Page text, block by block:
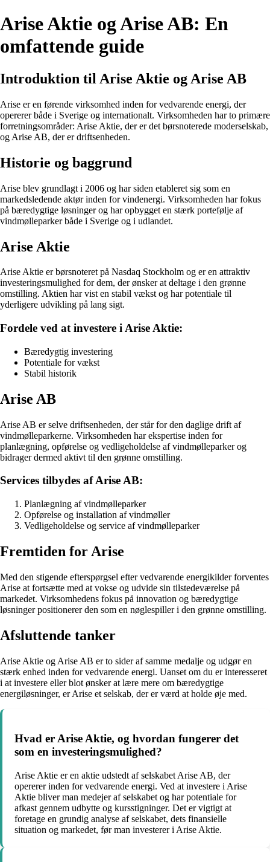
Arise Aktie og Arise AB: En
omfattende guide
Introduktion til Arise Aktie og Arise AB
Arise er en førende virksomhed inden for vedvarende energi, der
opererer både i Sverige og internationalt. Virksomheden har to primære
forretningsområder: Arise Aktie, der er det børsnoterede moderselskab,
og Arise AB, der er driftsenheden.
Historie og baggrund
Arise blev grundlagt i 2006 og har siden etableret sig som en
markedsledende aktør inden for vindenergi. Virksomheden har fokus
på bæredygtige løsninger og har opbygget en stærk portefølje af
vindmølleparker både i Sverige og i udlandet.
Arise Aktie
Arise Aktie er børsnoteret på Nasdaq Stockholm og er en attraktiv
investeringsmulighed for dem, der ønsker at deltage i den grønne
omstilling. Aktien har vist en stabil vækst og har potentiale til
yderligere udvikling på lang sigt.
Fordele ved at investere i Arise Aktie:
Bæredygtig investering
Potentiale for vækst
Stabil historik
Arise AB
Arise AB er selve driftsenheden, der står for den daglige drift af
vindmølleparkerne. Virksomheden har ekspertise inden for
planlægning, opførelse og vedligeholdelse af vindmølleparker og
bidrager dermed aktivt til den grønne omstilling.
Services tilbydes af Arise AB:
Planlægning af vindmølleparker
Opførelse og installation af vindmøller
Vedligeholdelse og service af vindmølleparker
Fremtiden for Arise
Med den stigende efterspørgsel efter vedvarende energikilder forventes
Arise at fortsætte med at vokse og udvide sin tilstedeværelse på
markedet. Virksomhedens fokus på innovation og bæredygtige
løsninger positionerer den som en nøglespiller i den grønne omstilling.
Afsluttende tanker
Arise Aktie og Arise AB er to sider af samme medalje og udgør en
stærk enhed inden for vedvarende energi. Uanset om du er interesseret
i at investere eller blot ønsker at lære mere om bæredygtige
energiløsninger, er Arise et selskab, der er værd at holde øje med.
Hvad er Arise Aktie, og hvordan fungerer det
som en investeringsmulighed?
Arise Aktie er en aktie udstedt af selskabet Arise AB, der
opererer inden for vedvarende energi. Ved at investere i Arise
Aktie bliver man medejer af selskabet og har potentiale for
afkast gennem udbytte og kursstigninger. Det er vigtigt at
foretage en grundig analyse af selskabet, dets finansielle
situation og markedet, før man investerer i Arise Aktie.